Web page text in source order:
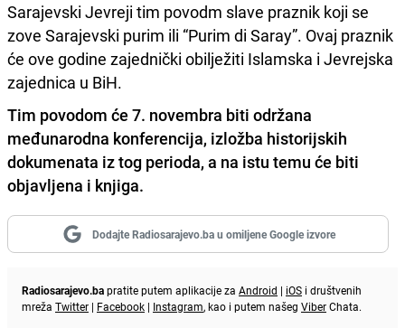
Sarajevski Jevreji tim povodm slave praznik koji se
zove Sarajevski purim ili “Purim di Saray”. Ovaj praznik
će ove godine zajednički obilježiti Islamska i Jevrejska
zajednica u BiH.
Tim povodom će 7. novembra biti održana
međunarodna konferencija, izložba historijskih
dokumenata iz tog perioda, a na istu temu će biti
objavljena i knjiga.
Dodajte Radiosarajevo.ba u omiljene Google izvore
Radiosarajevo.bapratite putem aplikacije za Android | iOS i društvenih
mreža Twitter | Facebook | Instagram, kao i putem našeg ViberChata.